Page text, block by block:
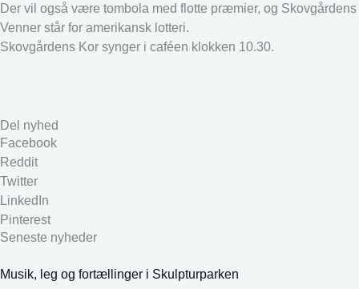
Der vil også være tombola med flotte præmier, og Skovgårdens
Venner står for amerikansk lotteri.
Skovgårdens Kor synger i caféen klokken 10.30.
Del nyhed
Facebook
Reddit
Twitter
LinkedIn
Pinterest
Seneste nyheder
Musik, leg og fortællinger i Skulpturparken